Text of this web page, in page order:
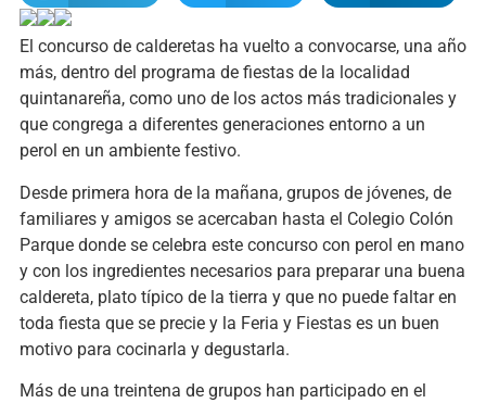
El concurso de calderetas ha vuelto a convocarse, una año
más, dentro del programa de fiestas de la localidad
quintanareña, como uno de los actos más tradicionales y
que congrega a diferentes generaciones entorno a un
perol en un ambiente festivo.
Desde primera hora de la mañana, grupos de jóvenes, de
familiares y amigos se acercaban hasta el Colegio Colón
Parque donde se celebra este concurso con perol en mano
y con los ingredientes necesarios para preparar una buena
caldereta, plato típico de la tierra y que no puede faltar en
toda fiesta que se precie y la Feria y Fiestas es un buen
motivo para cocinarla y degustarla.
Más de una treintena de grupos han participado en el